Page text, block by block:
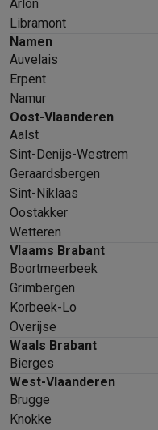
Arlon
Libramont
Namen
Auvelais
Erpent
Namur
Oost-Vlaanderen
Aalst
Sint-Denijs-Westrem
Geraardsbergen
Sint-Niklaas
Oostakker
Wetteren
Vlaams Brabant
Boortmeerbeek
Grimbergen
Korbeek-Lo
Overijse
Waals Brabant
Bierges
West-Vlaanderen
Brugge
Knokke